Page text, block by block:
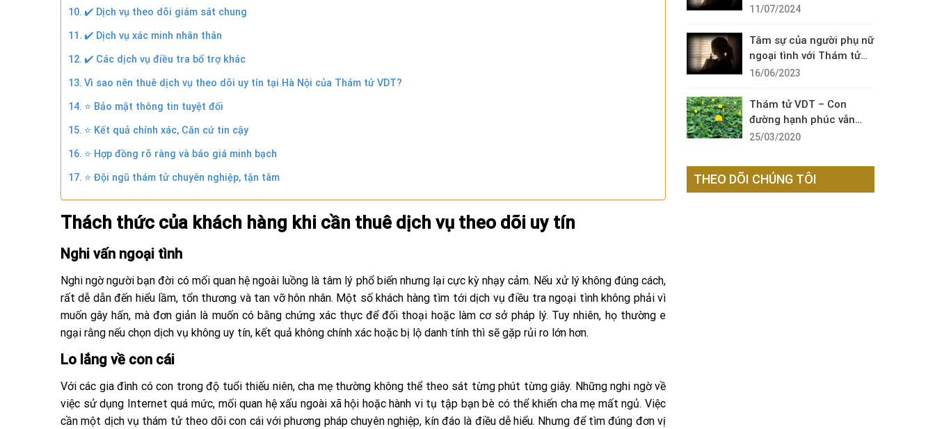
✔️ Dịch vụ theo dõi giám sát chung
✔️ Dịch vụ xác minh nhân thân
✔️ Các dịch vụ điều tra bổ trợ khác
Vì sao nên thuê dịch vụ theo dõi uy tín tại Hà Nội của Thám tử VDT?
⭐ Bảo mật thông tin tuyệt đối
⭐ Kết quả chính xác, Căn cứ tin cậy
⭐ Hợp đồng rõ ràng và báo giá minh bạch
⭐ Đội ngũ thám tử chuyên nghiệp, tận tâm
Thách thức của khách hàng khi cần thuê dịch vụ theo dõi uy tín
Nghi vấn ngoại tình
Nghi ngờ người bạn đời có mối quan hệ ngoài luồng là tâm lý phổ biến nhưng lại cực kỳ nhạy cảm. Nếu xử lý không đúng cách,
rất dễ dẫn đến hiểu lầm, tổn thương và tan vỡ hôn nhân. Một số khách hàng tìm tới dịch vụ điều tra ngoại tình không phải vì
muốn gây hấn, mà đơn giản là muốn có bằng chứng xác thực để đối thoại hoặc làm cơ sở pháp lý. Tuy nhiên, họ thường e
ngại rằng nếu chọn dịch vụ không uy tín, kết quả không chính xác hoặc bị lộ danh tính thì sẽ gặp rủi ro lớn hơn.
Lo lắng về con cái
Với các gia đình có con trong độ tuổi thiếu niên, cha mẹ thường không thể theo sát từng phút từng giây. Những nghi ngờ về
việc sử dụng Internet quá mức, mối quan hệ xấu ngoài xã hội hoặc hành vi tụ tập bạn bè có thể khiến cha mẹ mất ngủ. Việc
cần một dịch vụ thám tử theo dõi con cái với phương pháp chuyên nghiệp, kín đáo là điều dễ hiểu. Nhưng để tìm đúng đơn vị
vụ thám tử sài gòn VDT
11/07/2024
Tâm sự của người phụ nữ
ngoại tình với Thám tử
VDT
16/06/2023
Thám tử VDT – Con
đường hạnh phúc vẫn
còn đó !
25/03/2020
THEO DÕI CHÚNG TÔI